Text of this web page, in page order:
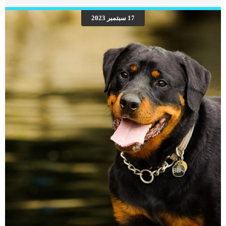
الحجم، وقد تجد أنه من الصعب للغاية أن تقول لا لتلك العيون الزرقاء المفعمة بالحيوية،
لكن يجب عليك أن تقول لا، لأن البيرمان سوف يسمن إذا سمحت له أن يأكل كمية […]
17 سبتمبر 2023